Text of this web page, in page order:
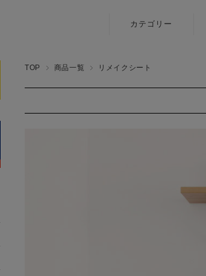
カテゴリー
リメイクシール
TOP 商品一覧 リメイクシート